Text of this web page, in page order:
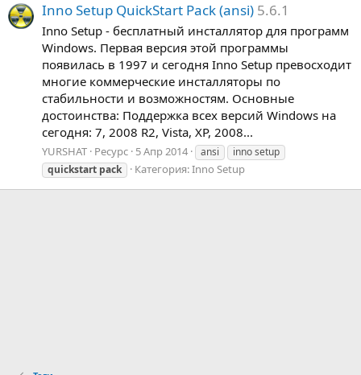
Inno Setup QuickStart Pack (ansi) 5.6.1
Inno Setup - бесплатный инсталлятор для программ
Windows. Первая версия этой программы
появилась в 1997 и сегодня Inno Setup превосходит
многие коммерческие инсталляторы по
стабильности и возможностям. Основные
достоинства: Поддержка всех версий Windows на
сегодня: 7, 2008 R2, Vista, XP, 2008...
YURSHAT Ресурс 5 Апр 2014 ansi
inno setup
quickstart pack Категория:Inno Setup